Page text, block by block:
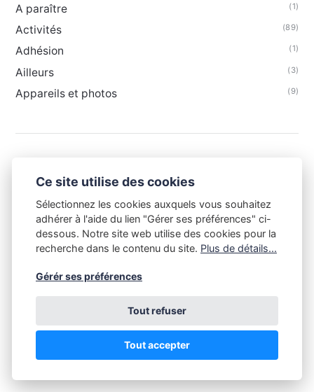
A paraître (1)
Activités (89)
Adhésion (1)
Ailleurs (3)
Appareils et photos (9)
Tout le contenu de ce site est la propriété du Club Niépce-
Lumière et est soumis aux règles du droit d'auteur. Toute copie
sans l'accord du Club Niépce-Lumière, quelle qu'en soit la
destination, est illégale. Copyright Club Niépce-Lumière
Ce site utilise des cookies
Sélectionnez les cookies auxquels vous souhaitez
adhérer à l'aide du lien "Gérer ses préférences" ci-
dessous. Notre site web utilise des cookies pour la
recherche dans le contenu du site. Plus de détails...
Gérér ses préférences
Tout refuser
Tout accepter